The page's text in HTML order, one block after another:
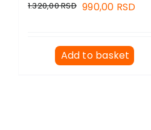
1.320,00RSD 990,00 RSD
Add to basket